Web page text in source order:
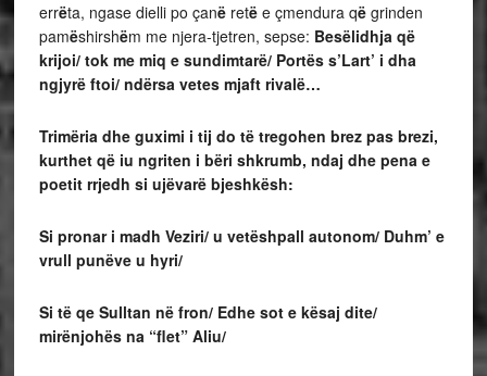
errëta, ngase dielli po çanëretëe çmendura qëgrinden
pamëshirshëm me njera-tjetren, sepse: Besëlidhja që
krijoi/ tok me miq e sundimtarë/ Portës s’Lart’ i dha
ngjyrë ftoi/ ndërsa vetes mjaft rivalë…
Trimëria dhe guximi i tij do të tregohen brez pas brezi,
kurthet që iu ngriten i bëri shkrumb, ndaj dhe pena e
poetit rrjedh si ujëvarë bjeshkësh:
Si pronar i madh Veziri/ u vetëshpall autonom/ Duhm’ e
vrull punëve u hyri/
Si të qe Sulltan në fron/ Edhe sot e kësaj dite/
mirënjohës na “flet” Aliu/